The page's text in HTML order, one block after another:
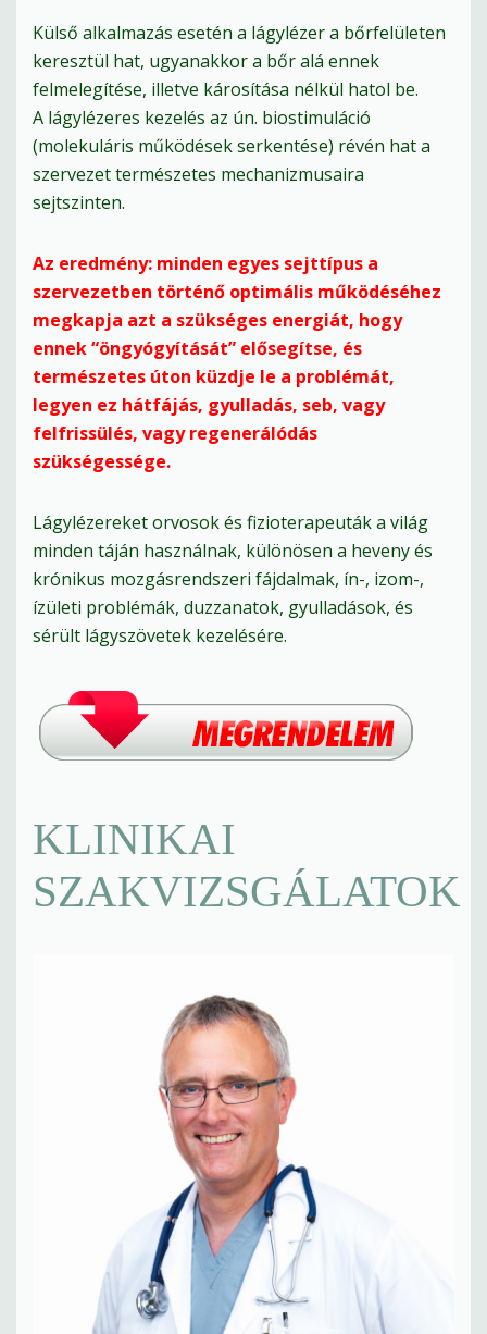
Külső alkalmazás esetén a lágylézer a bőrfelületen
keresztül hat, ugyanakkor a bőr alá ennek
felmelegítése, illetve károsítása nélkül hatol be.
A lágylézeres kezelés az ún. biostimuláció
(molekuláris működések serkentése) révén hat a
szervezet természetes mechanizmusaira
sejtszinten.
Az eredmény: minden egyes sejttípus a
szervezetben történő optimális működéséhez
megkapja azt a szükséges energiát, hogy
ennek “öngyógyítását” elősegítse, és
természetes úton küzdje le a problémát,
legyen ez hátfájás, gyulladás, seb, vagy
felfrissülés, vagy regenerálódás
szükségessége.
Lágylézereket orvosok és fizioterapeuták a világ
minden táján használnak, különösen a heveny és
krónikus mozgásrendszeri fájdalmak, ín-, izom-,
ízületi problémák, duzzanatok, gyulladások, és
sérült lágyszövetek kezelésére.
KLINIKAI
SZAKVIZSGÁLATOK